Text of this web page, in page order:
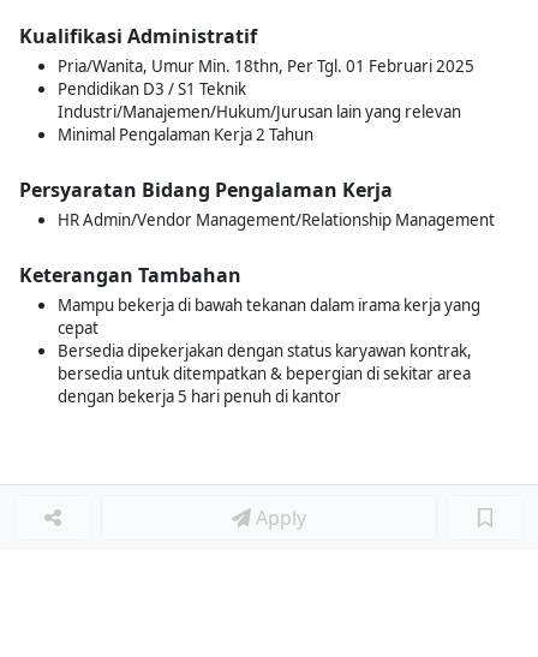
Kualifikasi Administratif
Pria/Wanita, Umur Min. 18thn, Per Tgl. 01 Februari 2025
Pendidikan D3 / S1 Teknik
Industri/Manajemen/Hukum/Jurusan lain yang relevan
Minimal Pengalaman Kerja 2 Tahun
Persyaratan Bidang Pengalaman Kerja
HR Admin/Vendor Management/Relationship Management
Keterangan Tambahan
Mampu bekerja di bawah tekanan dalam irama kerja yang
cepat
Bersedia dipekerjakan dengan status karyawan kontrak,
bersedia untuk ditempatkan & bepergian di sekitar area
dengan bekerja 5 hari penuh di kantor
Apply